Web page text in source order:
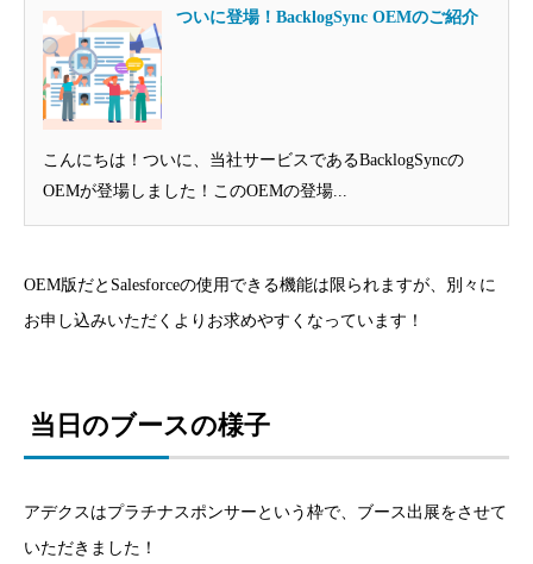
ついに登場！BacklogSync OEMのご紹介
こんにちは！ついに、当社サービスであるBacklogSyncの
OEMが登場しました！このOEMの登場...
OEM版だとSalesforceの使用できる機能は限られますが、別々に
お申し込みいただくよりお求めやすくなっています！
当日のブースの様子
アデクスはプラチナスポンサーという枠で、ブース出展をさせて
いただきました！